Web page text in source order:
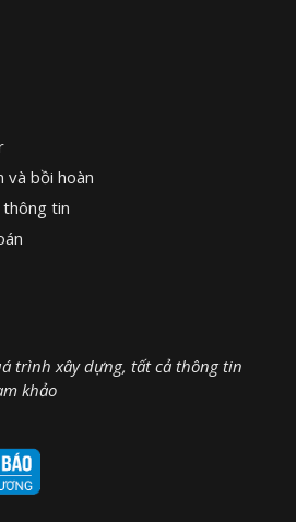
và bồi hoàn
thông tin
trình xây dựng, tất cả thông tin
khảo